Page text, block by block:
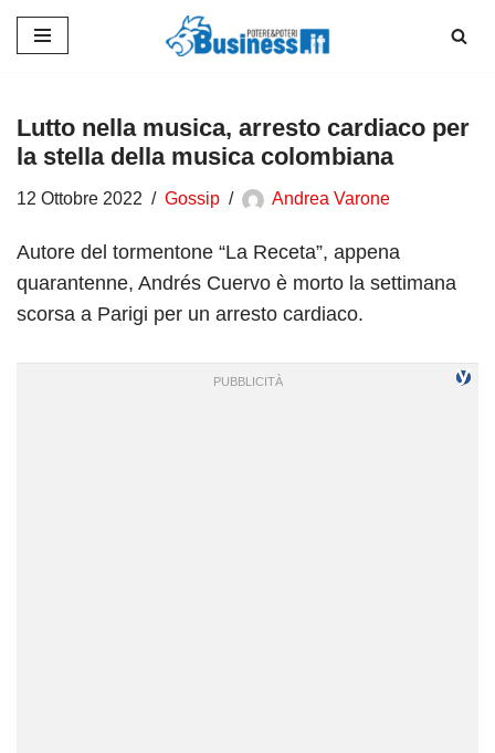
contenuto
Lutto nella musica, arresto cardiaco per
la stella della musica colombiana
12 Ottobre 2022 Gossip Andrea Varone
Autore del tormentone “La Receta”, appena
quarantenne, Andrés Cuervo è morto la settimana
scorsa a Parigi per un arresto cardiaco.